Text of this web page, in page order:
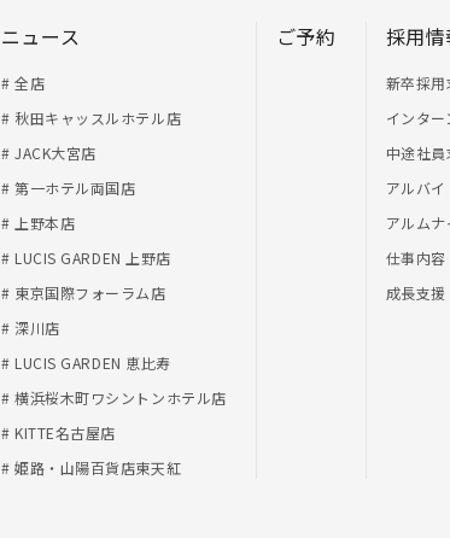
ニュース
# 全店
# 秋田キャッスルホテル店
# JACK大宮店
# 第一ホテル両国店
# 上野本店
# LUCIS GARDEN 上野店
# 東京国際フォーラム店
# 深川店
# LUCIS GARDEN 恵比寿
# 横浜桜木町ワシントンホテル店
# KITTE名古屋店
# 姫路・山陽百貨店東天紅
ご予約 採用情
新卒採
インター
中途社
アルバ
アルム
仕事内容
成長支援